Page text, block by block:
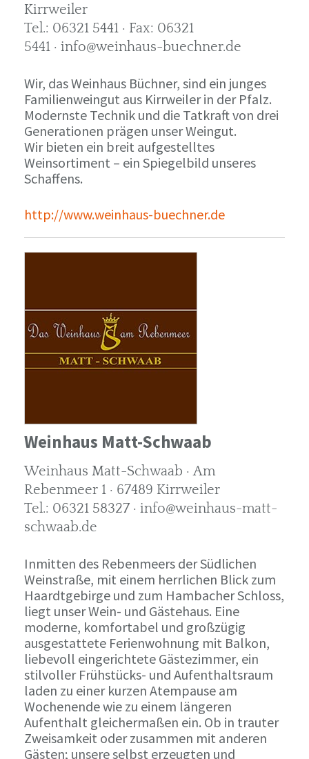
Kirrweiler
Tel.: 06321 5441 · Fax: 06321
5441 · info@weinhaus-buechner.de
Wir, das Weinhaus Büchner, sind ein junges
Familienweingut aus Kirrweiler in der Pfalz.
Modernste Technik und die Tatkraft von drei
Generationen prägen unser Weingut.
Wir bieten ein breit aufgestelltes
Weinsortiment – ein Spiegelbild unseres
Schaffens.
http://www.weinhaus-buechner.de
Weinhaus Matt-Schwaab
Weinhaus Matt-Schwaab · Am
Rebenmeer 1 · 67489 Kirrweiler
Tel.: 06321 58327 · info@weinhaus-matt-
schwaab.de
Inmitten des Rebenmeers der Südlichen
Weinstraße, mit einem herrlichen Blick zum
Haardtgebirge und zum Hambacher Schloss,
liegt unser Wein- und Gästehaus. Eine
moderne, komfortabel und großzügig
ausgestattete Ferienwohnung mit Balkon,
liebevoll eingerichtete Gästezimmer, ein
stilvoller Frühstücks- und Aufenthaltsraum
laden zu einer kurzen Atempause am
Wochenende wie zu einem längeren
Aufenthalt gleichermaßen ein. Ob in trauter
Zweisamkeit oder zusammen mit anderen
Gästen; unsere selbst erzeugten und